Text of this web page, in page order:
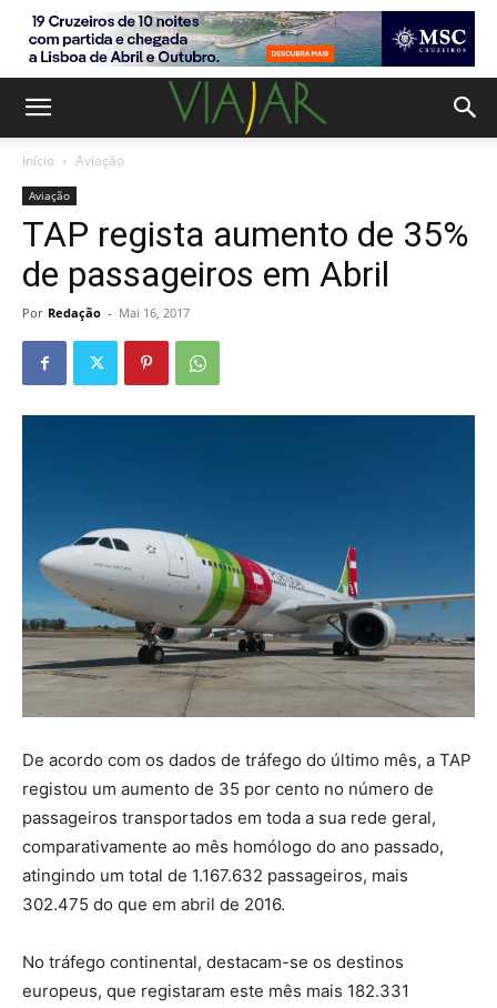
Início Aviação
Aviação
TAP regista aumento de 35%
de passageiros em Abril
Por Redação - Mai 16, 2017
De acordo com os dados de tráfego do último mês, a TAP
registou um aumento de 35 por cento no número de
passageiros transportados em toda a sua rede geral,
comparativamente ao mês homólogo do ano passado,
atingindo um total de 1.167.632 passageiros, mais
302.475 do que em abril de 2016.
No tráfego continental, destacam-se os destinos
europeus, que registaram este mês mais 182.331